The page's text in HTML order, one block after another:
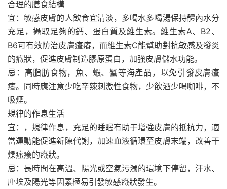
合理的膳食結構
宜：敏感皮膚的人飲食宜清淡，多喝水多喝湯保持體內水分
充足，攝取足夠的鈣、蛋白質及維生素。維生素A、B2、
B6可有效防治皮膚瘙癢，而維生素C能幫助對抗敏感及發炎
的癥狀，促進皮膚制造膠原蛋白，加強皮膚儲水功能。
忌：高脂肪食物，魚、蝦、蟹等海產品，以免引發皮膚瘙
癢。同時應注意少吃辛辣刺激性食物，少飲酒少喝咖啡，不
吸煙。
規律的作息生活
宜：，規律作息，充足的睡眠有助于增強皮膚的抵抗力，適
當運動能促進新陳代謝，加速血液循環至皮膚末端，改善干
燥瘙癢的癥狀。
忌：長時間在高溫、陽光或空氣污濁的環境下停留，汗水、
塵埃及陽光等因素極易引發敏感癥狀發生。